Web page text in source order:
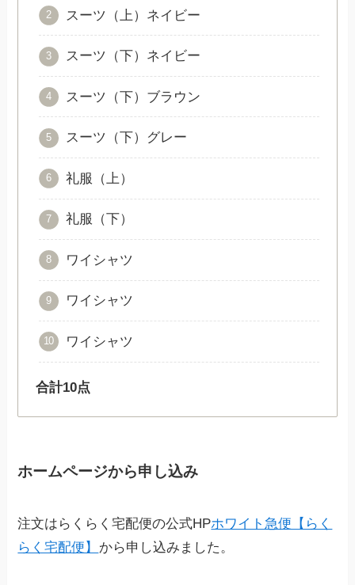
スーツ（上）ネイビー
スーツ（下）ネイビー
スーツ（下）ブラウン
スーツ（下）グレー
礼服（上）
礼服（下）
ワイシャツ
ワイシャツ
ワイシャツ
合計10点
ホームページから申し込み
注文はらくらく宅配便の公式HPホワイト急便【らく
らく宅配便】 から申し込みました。